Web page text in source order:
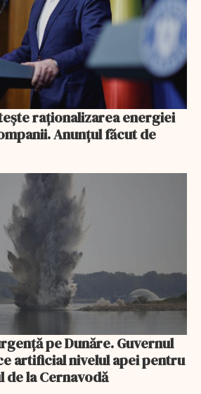
raționalizarea energiei
Anunțul făcut de
pe Dunăre. Guvernul
artificial nivelul apei pentru
de la Cernavodă